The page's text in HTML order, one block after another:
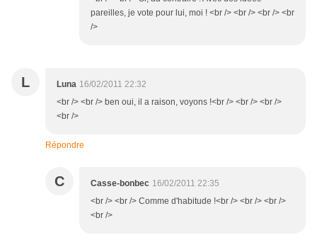
pareilles, je vote pour lui, moi ! <br /> <br /> <br /> <br
/>
L Luna 16/02/2011 22:32
<br /> <br /> ben oui, il a raison, voyons !<br /> <br /> <br />
<br />
Répondre
C Casse-bonbec 16/02/2011 22:35
<br /> <br /> Comme d'habitude !<br /> <br /> <br />
<br />